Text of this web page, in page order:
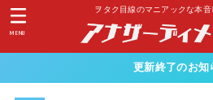
ヲタク目線のマニアックな本
MENU
更新終了のお知